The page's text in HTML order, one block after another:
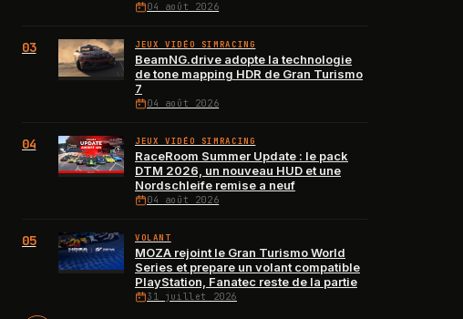
04 août 2026
03 JEUX VIDÉO SIMRACING
BeamNG.drive adopte la technologie
de tone mapping HDR de Gran Turismo
7
04 août 2026
04 JEUX VIDÉO SIMRACING
RaceRoom Summer Update : le pack
DTM 2026, un nouveau HUD et une
Nordschleife remise a neuf
04 août 2026
05 VOLANT
MOZA rejoint le Gran Turismo World
Series et prepare un volant compatible
PlayStation, Fanatec reste de la partie
31 juillet 2026